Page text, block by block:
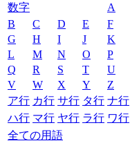
数字
A
B
C D E
F
G
H I J
K
L
M N O
P
Q
R S T
U
V
W X Y
Z
ア行 カ行 サ行 タ行 ナ行
ハ行 マ行 ヤ行 ラ行 ワ行
全ての用語